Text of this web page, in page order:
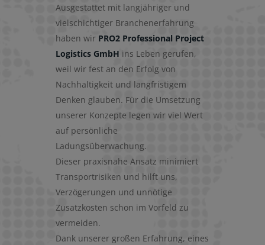
Ausgestattet mit langjähriger und
vielschichtiger Branchenerfahrung
haben wir PRO2 Professional Project
Logistics GmbH ins Leben gerufen,
weil wir fest an den Erfolg von
Nachhaltigkeit und langfristigem
Denken glauben. Für die Umsetzung
unserer Konzepte legen wir viel Wert
auf persönliche
Ladungsüberwachung.
Dieser praxisnahe Ansatz minimiert
Transportrisiken und hilft uns,
Verzögerungen und unnötige
Zusatzkosten schon im Vorfeld zu
vermeiden.
Dank unserer großen Erfahrung, eines